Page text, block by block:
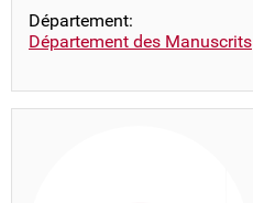
Département:
Département des Manuscrits